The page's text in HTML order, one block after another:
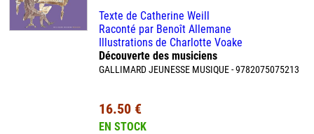
Texte de Catherine Weill
Raconté par Benoît Allemane
Illustrations de Charlotte Voake
Découverte des musiciens
GALLIMARD JEUNESSE MUSIQUE - 9782075075213
16.50 €
EN STOCK